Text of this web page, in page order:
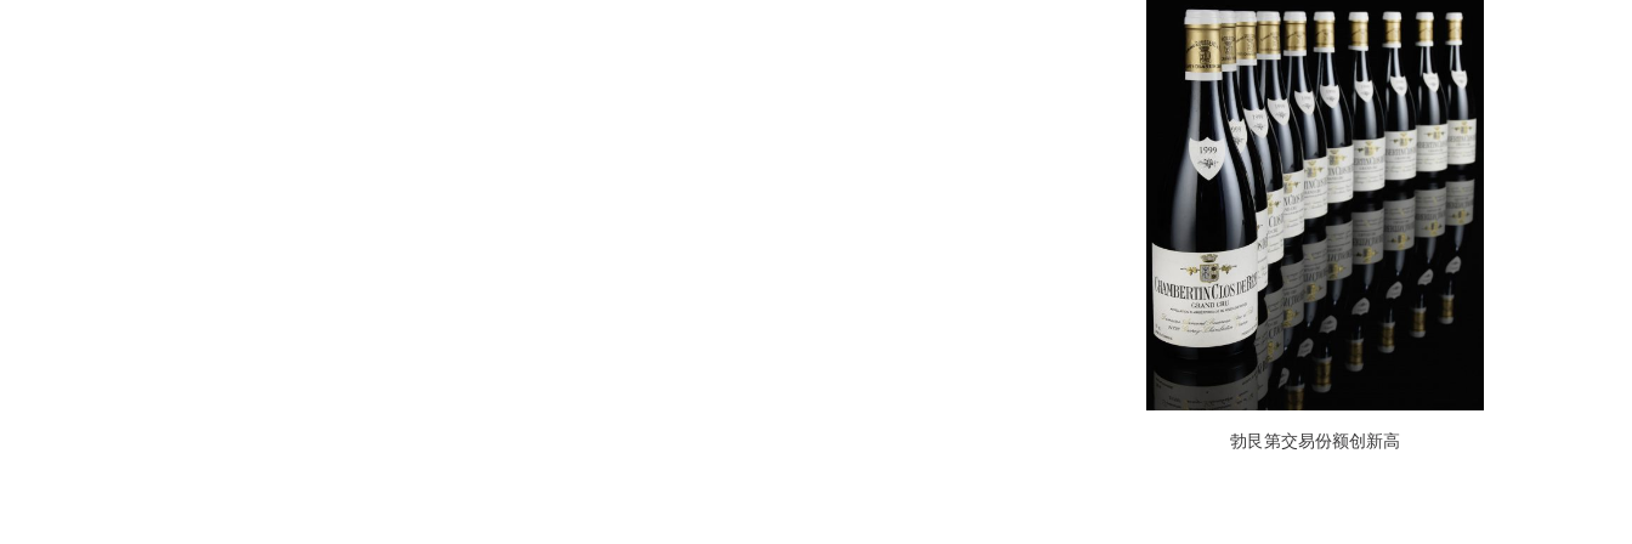
勃艮第交易份额创新高